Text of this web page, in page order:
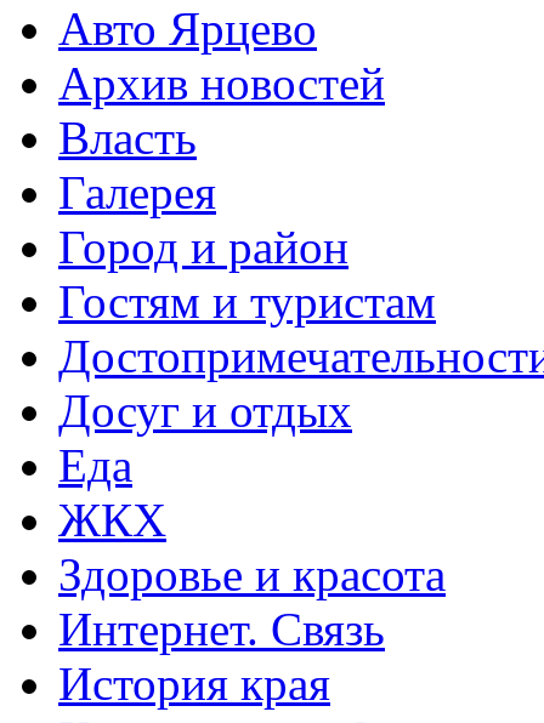
Авто Ярцево
Архив новостей
Власть
Галерея
Город и район
Гостям и туристам
Досуг и отдых
Еда
ЖКХ
Здоровье и красота
Интернет. Связь
История края